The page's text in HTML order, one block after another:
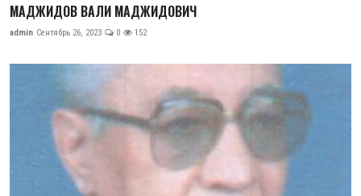
МАДЖИДОВ ВАЛИ МАДЖИДОВИЧ
admin Сентябрь 26, 2023 0 152